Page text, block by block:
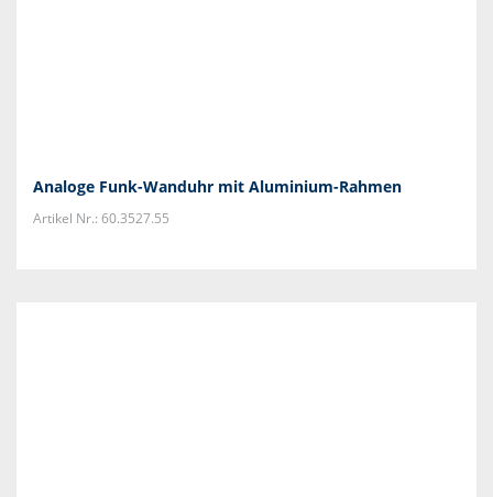
Analoge Funk-Wanduhr mit Aluminium-Rahmen
Artikel Nr.: 60.3527.55